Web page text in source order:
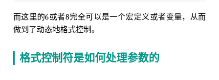
而这里的6或者8完全可以是一个宏定义或者变量，从而
做到了动态地格式控制。
格式控制符是如何处理参数的